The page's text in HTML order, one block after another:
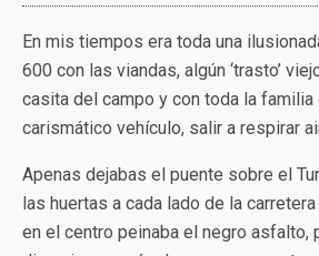
En mis tiempos era toda una
600 con las viandas, algún ‘trasto’
casita del campo y con toda la
carismático vehículo, salir a respirar
Apenas dejabas el puente sobre el
las huertas a cada lado de la
en el centro peinaba el negro asfalto,